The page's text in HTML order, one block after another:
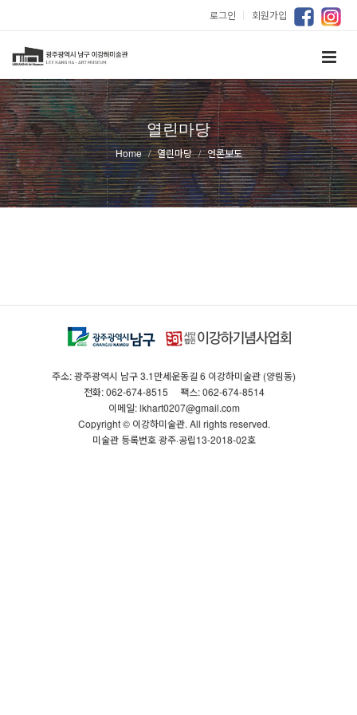
로그인 ｜ 회원가입
열린마당
Home 열린마당 언론보도
주소: 광주광역시 남구 3.1만세운동길 6 이강하미술관 (양림동)
전화: 062-674-8515
팩스: 062-674-8514
이메일: lkhart0207@gmail.com
Copyright © 이강하미술관. All rights reserved.
미술관 등록번호 광주·공립13-2018-02호